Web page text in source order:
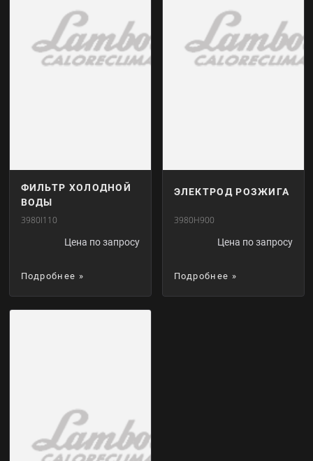
ФИЛЬТР ХОЛОДНОЙ
ВОДЫ
3980I110
Цена по запросу
Подробнее »
ЭЛЕКТРОД РОЗЖИГА
3980H900
Цена по запросу
Подробнее »